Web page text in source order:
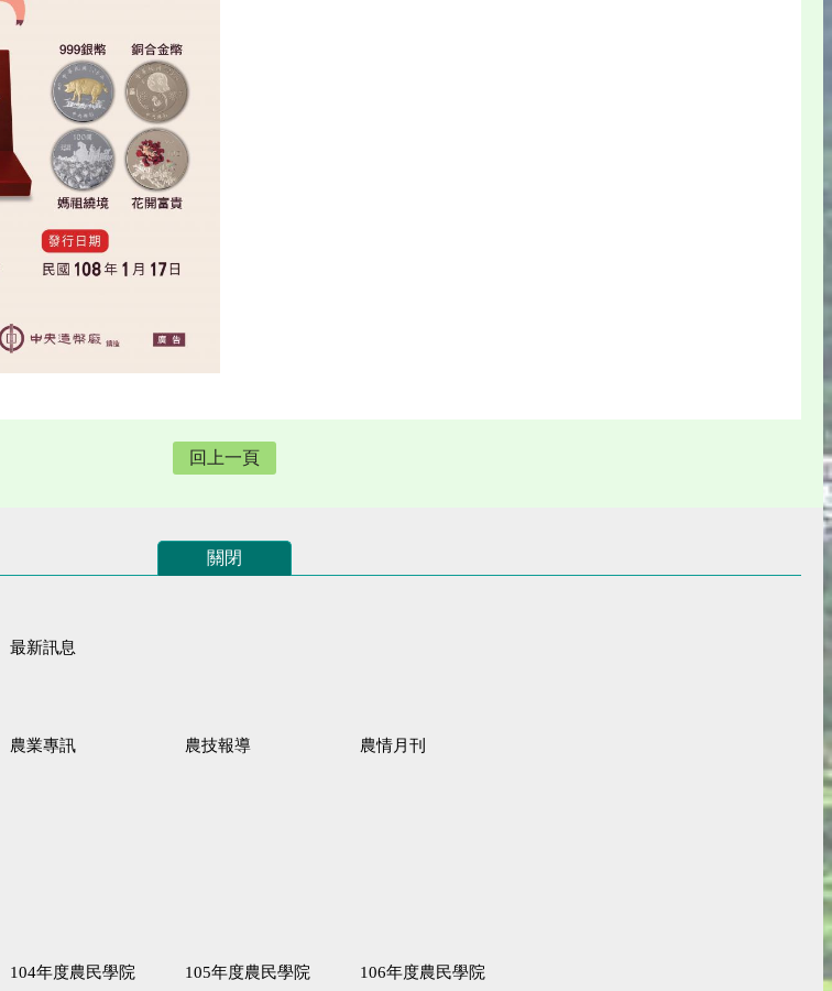
回上一頁
關閉
最新訊息
農業專訊 農技報導 農情月刊
104年度農民學院 105年度農民學院 106年度農民學院